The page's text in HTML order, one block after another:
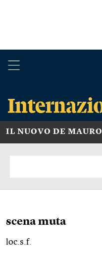
IL NUOVO DE MAURO
scena muta
loc.s.f.